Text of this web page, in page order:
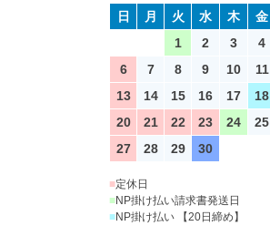
日 月 火 水 木 金
1
2 3 4
6
7 8 9 10 11
13
14 15 16 17 18
20
21 22 23 24 25
27
28 29 30
■定休日
■NP掛け払い請求書発送日
■NP掛け払い 【20日締め】